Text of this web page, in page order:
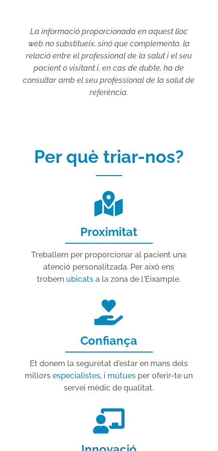
La informació proporcionada en aquest lloc
web no substitueix, sinó que complementa, la
relació entre el professional de la salut i el seu
pacient o visitant i, en cas de dubte, ha de
consultar amb el seu professional de la salut de
referència.
Per què triar-nos?
Proximitat
Treballem per proporcionar al pacient una
atenció personalitzada. Per això ens
trobem ubicats a la zona de l'Eixample.
Confiança
Et donem la seguretat d'estar en mans dels
millorsespecialistes, i mútues per oferir-te un
servei mèdic de qualitat.